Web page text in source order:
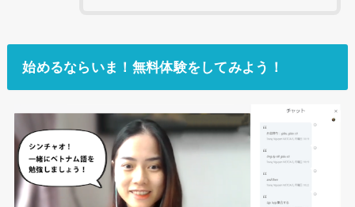
始めるならいま！無料体験をしてみよう！